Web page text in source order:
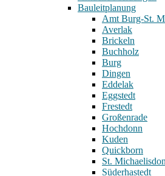
Bauleitplanung
Amt Burg-St.
Averlak
Brickeln
Buchholz
Burg
Dingen
Eddelak
Eggstedt
Frestedt
Großenrade
Hochdonn
Kuden
Quickborn
St.
Süderhastedt